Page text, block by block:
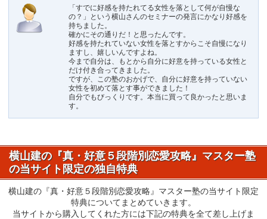
「すでに好感を持たれてる女性を落として何が自慢な
の？」という横山さんのセミナーの発言にかなり好感を
持ちました。
確かにその通りだ！と思ったんです。
好感を持たれていない女性を落とすからこそ自慢になり
ますし、嬉しいんですよね。
今まで自分は、もとから自分に好意を持っている女性と
だけ付き合ってきました。
ですが、この塾のおかげで、自分に好意を持っていない
女性を初めて落とす事ができました！
自分でもびっくりです。本当に買って良かったと思いま
す。
横山建の『真・好意５段階別恋愛攻略』マスター塾
の当サイト限定の独自特典
横山建の『真・好意５段階別恋愛攻略』マスター塾の当サイト限定
特典についてまとめていきます。
当サイトから購入してくれた方には下記の特典を全て差し上げま